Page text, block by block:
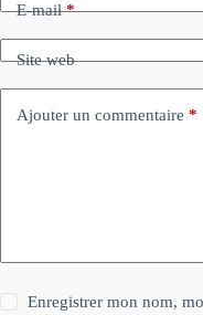
E-mail*
Site web
Ajouter un commentaire *
Enregistrer mon nom,